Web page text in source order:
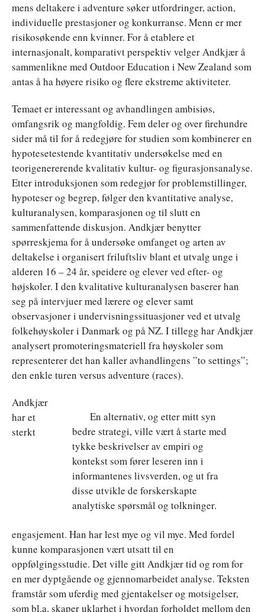
mens deltakere i adventure søker utfordringer, action,
individuelle prestasjoner og konkurranse. Menn er mer
risikosøkende enn kvinner. For å etablere et
internasjonalt, komparativt perspektiv velger Andkjær å
sammenlikne med Outdoor Education i New Zealand som
antas å ha høyere risiko og flere ekstreme aktiviteter.
Temaet er interessant og avhandlingen ambisiøs,
omfangsrik og mangfoldig. Fem deler og over firehundre
sider må til for å redegjøre for studien som kombinerer en
hypotesetestende kvantitativ undersøkelse med en
teorigenererende kvalitativ kultur- og figurasjonsanalyse.
Etter introduksjonen som redegjør for problemstillinger,
hypoteser og begrep, følger den kvantitative analyse,
kulturanalysen, komparasjonen og til slutt en
sammenfattende diskusjon. Andkjær benytter
spørreskjema for å undersøke omfanget og arten av
deltakelse i organisert friluftsliv blant et utvalg unge i
alderen 16 – 24 år, speidere og elever ved efter- og
højskoler. I den kvalitative kulturanalysen baserer han
seg på intervjuer med lærere og elever samt
observasjoner i undervisningssituasjoner ved et utvalg
folkehøyskoler i Danmark og på NZ. I tillegg har Andkjær
analysert promoteringsmateriell fra høyskoler som
representerer det han kaller avhandlingens ”to settings”;
den enkle turen versus adventure (races).
En alternativ, og etter mitt syn
bedre strategi, ville vært å starte med
tykke beskrivelser av empiri og
kontekst som fører leseren inn i
informantenes livsverden, og ut fra
disse utvikle de forskerskapte
analytiske spørsmål og tolkninger.
Andkjær
har et
sterkt
engasjement. Han har lest mye og vil mye. Med fordel
kunne komparasjonen vært utsatt til en
oppfølgingsstudie. Det ville gitt Andkjær tid og rom for
en mer dyptgående og gjennomarbeidet analyse. Teksten
framstår som uferdig med gjentakelser og motsigelser,
som bl.a. skaper uklarhet i hvordan forholdet mellom den